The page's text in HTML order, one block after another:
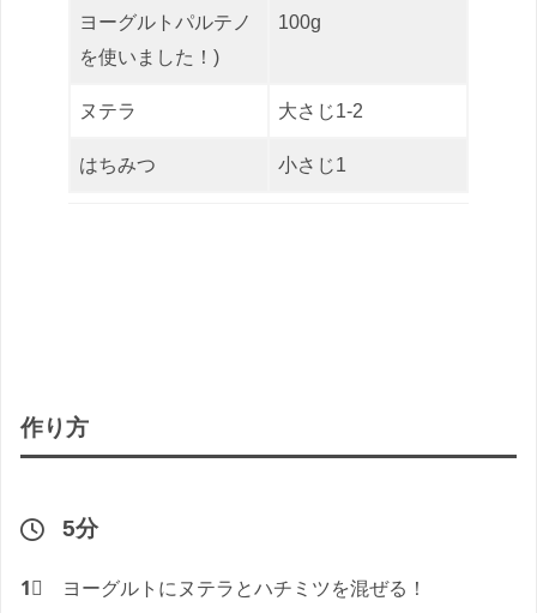
ヨーグルトパルテノ
を使いました！)
100g
ヌテラ 大さじ1-2
はちみつ 小さじ1
作り方
5分
1⃣ ヨーグルトにヌテラとハチミツを混ぜる！